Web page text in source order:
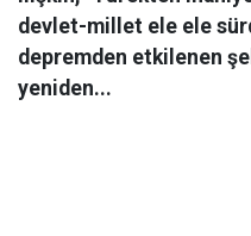
devlet-millet ele ele
depremden etkilenen
yeniden...